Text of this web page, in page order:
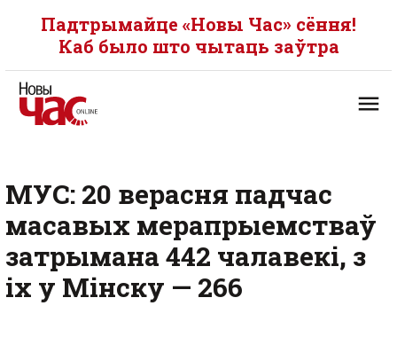
Падтрымайце «Новы Час» сёння!
Каб было што чытаць заўтра
МУС: 20 верасня падчас
масавых мерапрыемстваў
затрымана 442 чалавекі, з
іх у Мінску — 266